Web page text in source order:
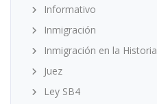
Informativo
Inmigración
Inmigración en la Historia
Juez
Ley SB4